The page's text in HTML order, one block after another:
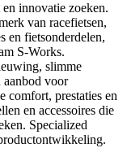
innovatie zoeken.
van racefietsen,
en fietsonderdelen,
S-Works.
slimme
aanbod voor
comfort, prestaties en
en accessoires die
Specialized